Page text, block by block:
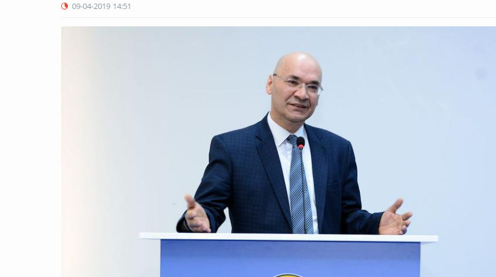
09-04-2019 14:51